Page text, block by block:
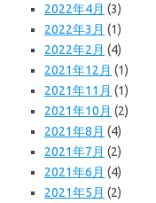
2022年4月 (3)
2022年3月 (1)
2022年2月 (4)
2021年12月 (1)
2021年11月 (1)
2021年10月 (2)
2021年8月 (4)
2021年7月 (2)
2021年6月 (4)
2021年5月 (2)